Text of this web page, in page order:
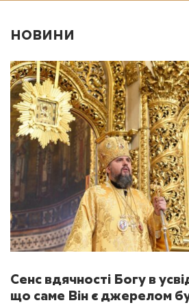
НОВИНИ
Сенс вдячності Богу в
що саме Він є джерелом